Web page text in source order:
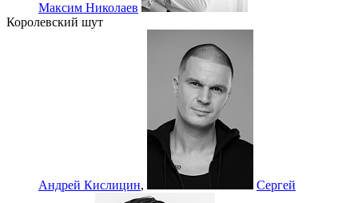
Максим Николаев
Королевский шут
Андрей Кислицин, Сергей